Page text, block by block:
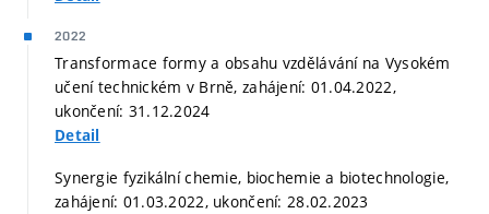
2022
Transformace formy a obsahu vzdělávání na Vysokém
učení technickém v Brně, zahájení: 01.04.2022,
ukončení: 31.12.2024
Detail
Synergie fyzikální chemie, biochemie a biotechnologie,
zahájení: 01.03.2022, ukončení: 28.02.2023